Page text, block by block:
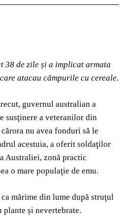
38 de zile și a implicat armata
atacau cȃmpurile cu cereale.
guvernul australian a
susţinere a veteranilor din
nu avea fonduri să le
acestuia, a oferit soldaţilor
Australiei, zonă practic
o mare populaţie de emu.
ca mărime din lume după struţul
plante și nevertebrate.